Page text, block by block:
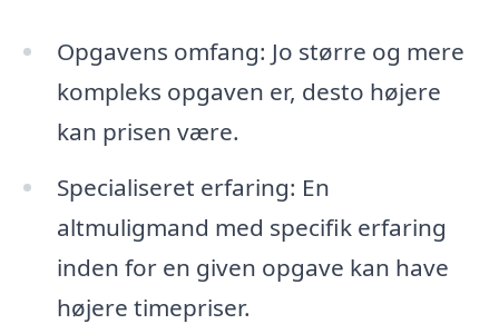
Opgavens omfang: Jo større og mere
kompleks opgaven er, desto højere
kan prisen være.
Specialiseret erfaring: En
altmuligmand med specifik erfaring
inden for en given opgave kan have
højere timepriser.